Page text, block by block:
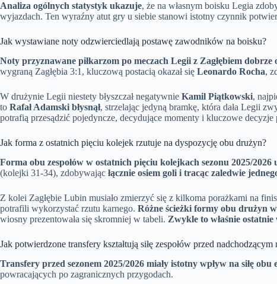
Analiza ogólnych statystyk ukazuje, że na własnym boisku Legia
wyjazdach. Ten wyraźny atut gry u siebie stanowi istotny czynnik
Jak wystawiane noty odzwierciedlają postawę zawodników na boisku?
Noty przyznawane piłkarzom po meczach Legii z Zagłębiem
wygraną Zagłębia 3:1, kluczową postacią okazał się Leonardo Rocha,
W drużynie Legii niestety błyszczał negatywnie Kamil Piątkowski,
to Rafał Adamski błysnął, strzelając jedyną bramkę, która dała Legii
potrafią przesądzić pojedyncze, decydujące momenty i kluczowe decyzje
Jak forma z ostatnich pięciu kolejek rzutuje na dyspozycję obu drużyn?
Forma obu zespołów w ostatnich pięciu kolejkach sezonu 2025/
(kolejki 31-34), zdobywając łącznie osiem goli i tracąc zaledwie
Z kolei Zagłębie Lubin musiało zmierzyć się z kilkoma porażkami na
potrafili wykorzystać rzutu karnego. Różne ścieżki formy obu drużyn
wiosny prezentowała się skromniej w tabeli. Zwykle to właśnie
Jak potwierdzone transfery kształtują siłę zespołów przed nadchodzącym
Transfery przed sezonem 2025/2026 miały istotny wpływ na siłę obu
powracających po zagranicznych przygodach.